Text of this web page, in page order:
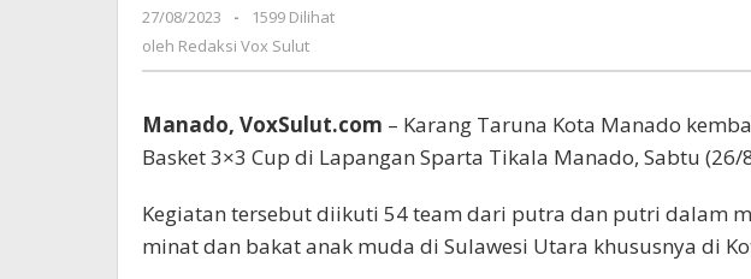
27/08/2023
oleh
Redaksi
-
1599 Dilihat
oleh Redaksi Vox Sulut
Manado, VoxSulut.com – Karang Taruna Kota Manado
Basket 3×3 Cup di Lapangan Sparta Tikala Manado, Sabtu (26/
Kegiatan tersebut diikuti 54 team dari putra dan putri dalam
minat dan bakat anak muda di Sulawesi Utara khususnya di